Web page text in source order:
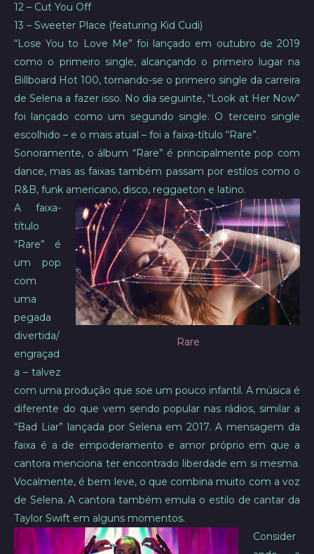
12 – Cut You Off
13 – Sweeter Place (featuring Kid Cudi)
“Lose You to Love Me” foi lançado em outubro de 2019
como o primeiro single, alcançando o primeiro lugar na
Billboard Hot 100, tornando-se o primeiro single da carreira
de Selena a fazer isso. No dia seguinte, “Look at Her Now”
foi lançado como um segundo single. O terceiro single
escolhido – e o mais atual – foi a faixa-título “Rare”.
Sonoramente, o álbum “Rare” é principalmente pop com
dance, mas as faixas também passam por estilos como o
R&B, funk americano, disco, reggaeton e latino.
Rare
A faixa-
título
“Rare” é
um pop
com
uma
pegada
divertida/
engraçad
a – talvez
com uma produção que soe um pouco infantil. A música é
diferente do que vem sendo popular nas rádios, similar a
“Bad Liar” lançada por Selena em 2017. A mensagem da
faixa é a de empoderamento e amor próprio em que a
cantora menciona ter encontrado liberdade em si mesma.
Vocalmente, é bem leve, o que combina muito com a voz
de Selena. A cantora também emula o estilo de cantar da
Taylor Swift em alguns momentos.
Consider